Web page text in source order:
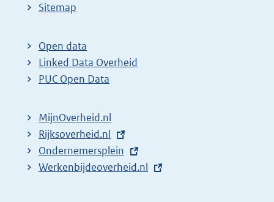
Sitemap
Open data
Linked Data Overheid
PUC Open Data
MijnOverheid.nl
E
x
t
Rijksoverheid.nl
E
x
Ondernemersplein
E
Werkenbijdeoverheid.nl